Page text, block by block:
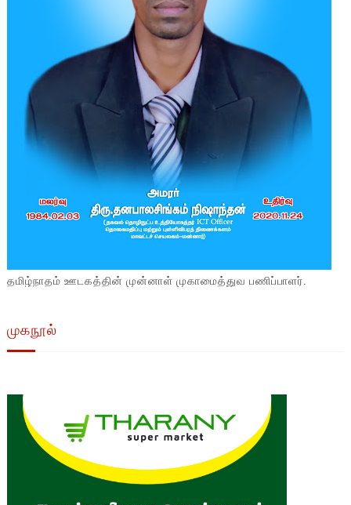
தமிழ்நாதம் ஊடகத்தின் முன்னாள் முகாமைத்துவ பணிப்பாளர்.
முகநூல்